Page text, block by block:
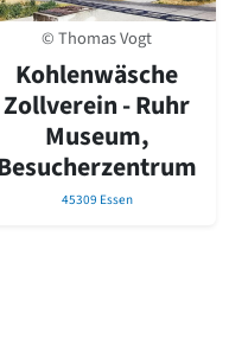
NRW 2020
der Nachkriegszeit)
© Thomas Vogt
Kohlenwäsche
Zollverein - Ruhr
Museum,
45309 Essen